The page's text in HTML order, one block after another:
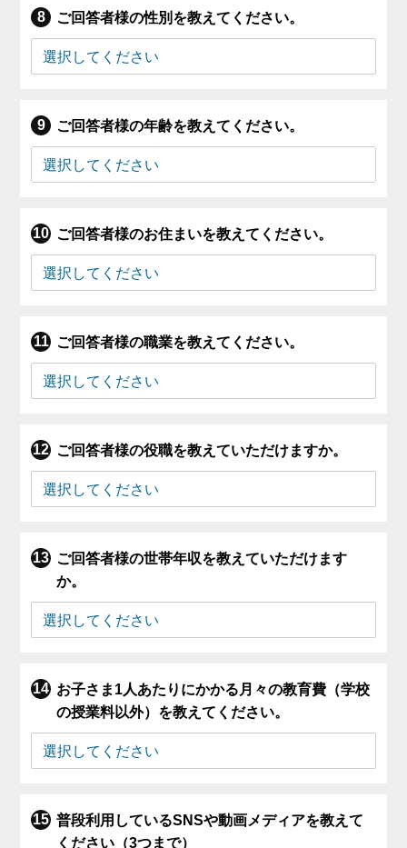
ご回答者様の性別を教えてください。
ご回答者様の年齢を教えてください。
ご回答者様のお住まいを教えてください。
ご回答者様の職業を教えてください。
ご回答者様の役職を教えていただけますか。
ご回答者様の世帯年収を教えていただけます
か。
お子さま1人あたりにかかる月々の教育費（学校
の授業料以外）を教えてください。
普段利用しているSNSや動画メディアを教えて
ください（3つまで）